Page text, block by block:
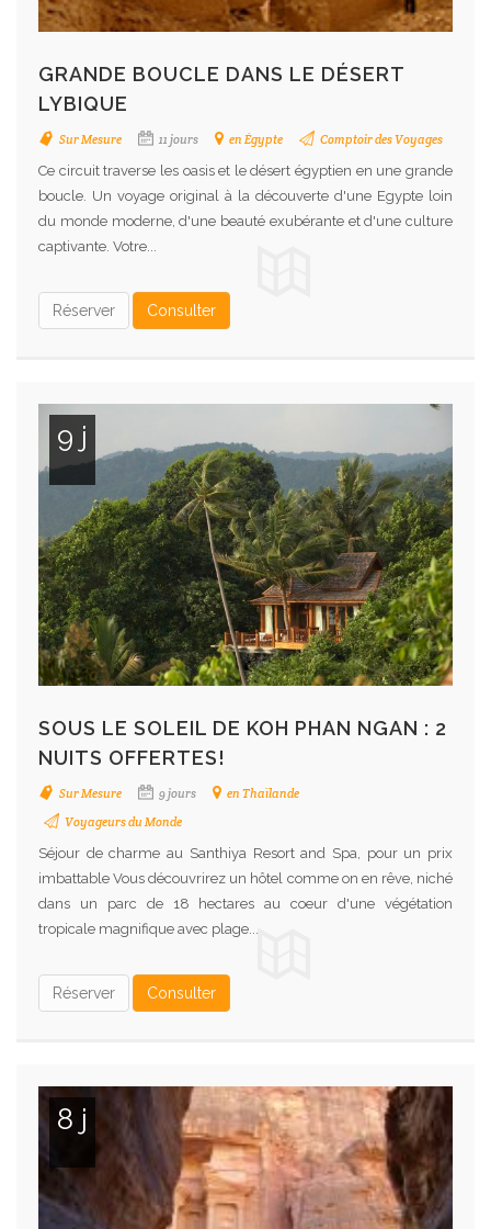
GRANDE BOUCLE DANS LE DÉSERT
LYBIQUE
Sur Mesure 11 jours en Égypte Comptoir des Voyages
Ce circuit traverse les oasis et le désert égyptien en une grande
boucle. Un voyage original à la découverte d'une Egypte loin
du monde moderne, d'une beauté exubérante et d'une culture
captivante. Votre...
Réserver Consulter
9 j
SOUS LE SOLEIL DE KOH PHAN NGAN : 2
NUITS OFFERTES!
Sur Mesure 9 jours
en Thaïlande
Voyageurs du Monde
Séjour de charme au Santhiya Resort and Spa, pour un prix
imbattable Vous découvrirez un hôtel comme on en rêve, niché
dans un parc de 18 hectares au coeur d'une végétation
tropicale magnifique avec plage...
Réserver Consulter
8 j